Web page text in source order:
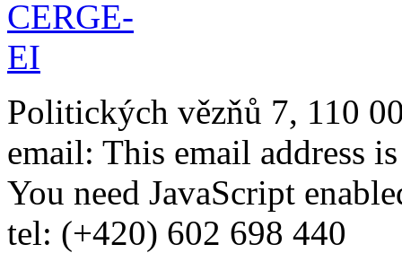
Politických vězňů 7, 110
email: This email address
You need JavaScript
tel: (+420) 602 698 440